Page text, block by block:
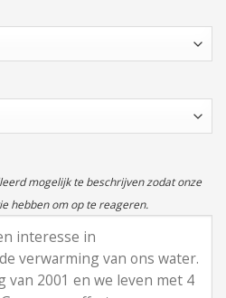
mogelijk te beschrijven zodat onze
hebben om op te reageren.